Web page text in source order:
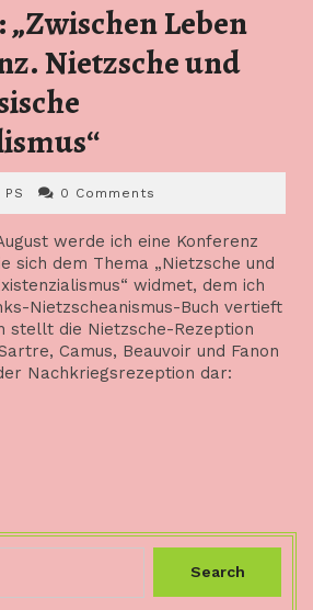
Leben
Nietzsche und
Konferenz:
„Zwischen
Leben
und
Existenz.
Nietzsche
und
PS PS 0 Comments
werde ich eine Konferenz
sich dem Thema „Nietzsche und
widmet, dem ich
Nietzscheanismus-Buch vertieft
stellt die Nietzsche-Rezeption
Camus, Beauvoir und Fanon
Nachkriegsrezeption dar: